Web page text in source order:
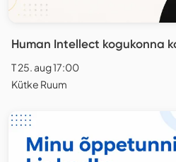
Human Intellect kogukonna
T 25. aug 17:00
Kütke Ruum